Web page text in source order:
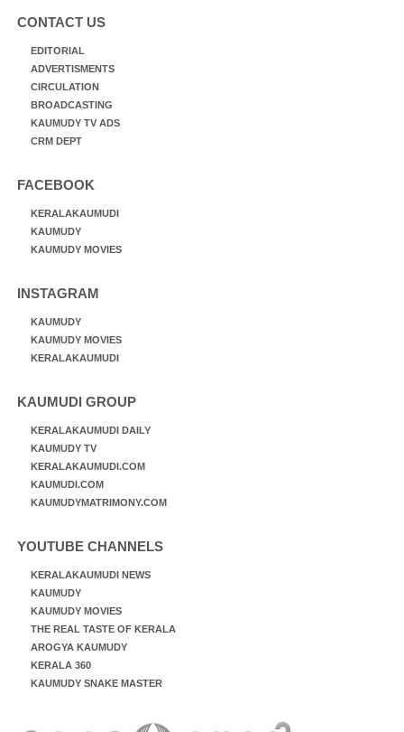
CONTACT US
EDITORIAL
ADVERTISMENTS
CIRCULATION
BROADCASTING
KAUMUDY TV ADS
CRM DEPT
FACEBOOK
KERALAKAUMUDI
KAUMUDY
KAUMUDY MOVIES
INSTAGRAM
KAUMUDY
KAUMUDY MOVIES
KERALAKAUMUDI
KAUMUDI GROUP
KERALAKAUMUDI DAILY
KAUMUDY TV
KERALAKAUMUDI.COM
KAUMUDI.COM
KAUMUDYMATRIMONY.COM
YOUTUBE CHANNELS
KERALAKAUMUDI NEWS
KAUMUDY
KAUMUDY MOVIES
THE REAL TASTE OF KERALA
AROGYA KAUMUDY
KERALA 360
KAUMUDY SNAKE MASTER